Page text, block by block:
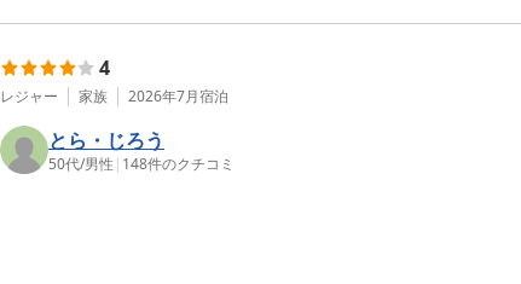
4
レジャー 家族 2026年7月宿泊
とら・じろう
50代/男性 | 148件のクチコミ